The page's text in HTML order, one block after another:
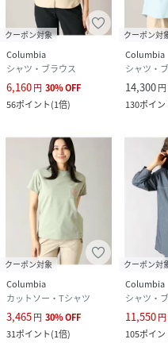
クーポン対象
Columbia
シャツ・ブラウス
6,160円 30%OFF
56ポイント(1倍)
クーポン対
Columbia
シャツ・
14,300円
130ポイン
クーポン対象
Columbia
カットソー・Tシャツ
3,465円 30%OFF
31ポイント(1倍)
クーポン対
Columbia
シャツ・
11,550円
105ポイン